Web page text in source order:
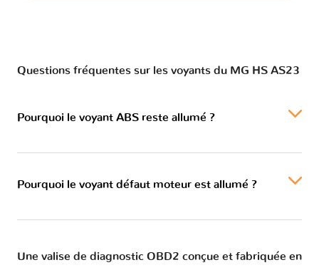
Questions fréquentes sur les voyants du MG HS AS23
Pourquoi le voyant ABS reste allumé ?
Pourquoi le voyant défaut moteur est allumé ?
Une valise de diagnostic OBD2 conçue et fabriquée en